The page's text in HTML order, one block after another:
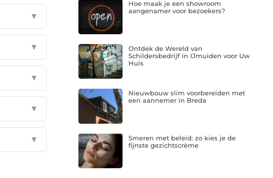
▼
▼
▼
▼
▼
Hoe maak je een showroom
aangenamer voor bezoekers?
Ontdek de Wereld van
Schildersbedrijf in IJmuiden voor Uw
Huis
Nieuwbouw slim voorbereiden met
een aannemer in Breda
Smeren met beleid: zo kies je de
fijnste gezichtscrème